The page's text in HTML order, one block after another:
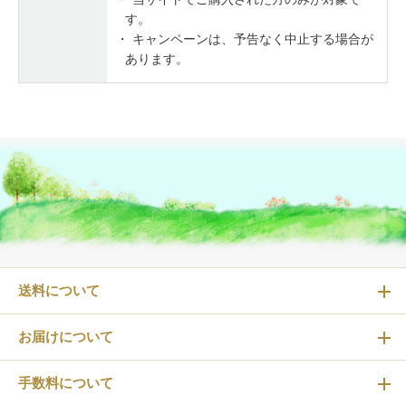
す。
・ キャンペーンは、予告なく中止する場合が
あります。
送料について
お届けについて
手数料について